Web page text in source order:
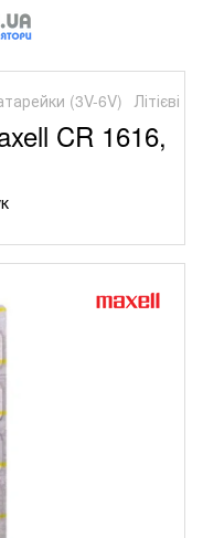
(3V-6V) Літієві
CR 1616,